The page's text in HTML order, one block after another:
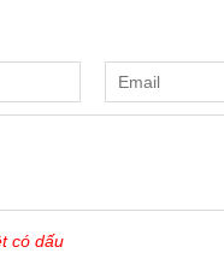
có dấu